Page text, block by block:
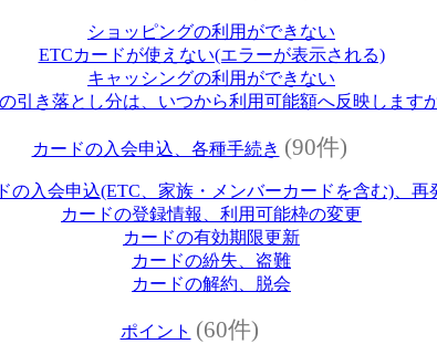
ショッピングの利用ができない
ETCカードが使えない(エラーが表示される)
キャッシングの利用ができない
引き落とし分は、いつから利用可能額へ反映します
カードの入会申込、各種手続き (90件)
の入会申込(ETC、家族・メンバーカードを含む)、再
カードの登録情報、利用可能枠の変更
カードの有効期限更新
カードの紛失、盗難
カードの解約、脱会
ポイント (60件)